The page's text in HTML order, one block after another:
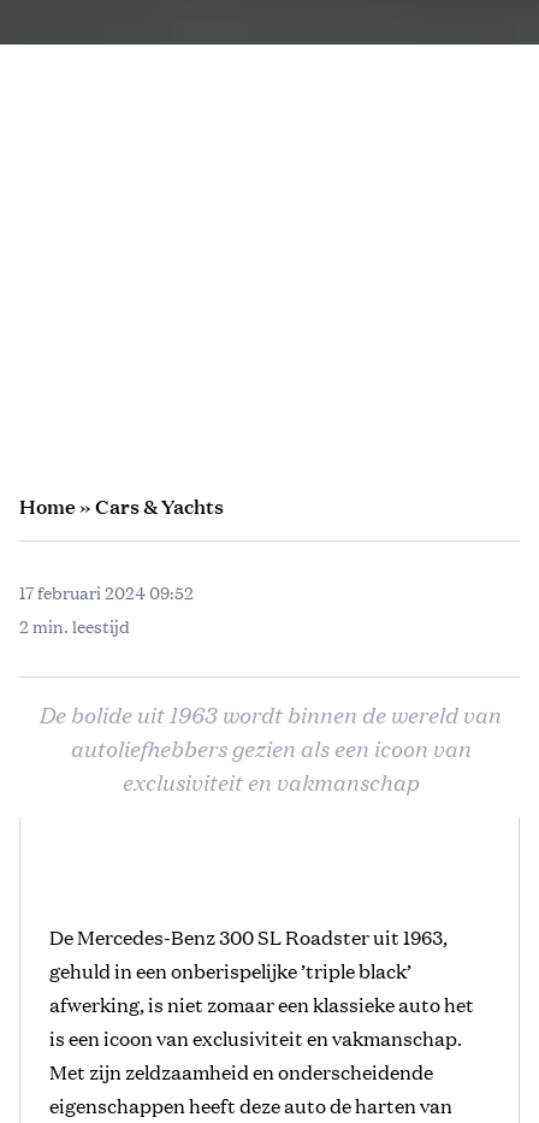
Home»Cars & Yachts
17 februari 2024 09:52
2 min. leestijd
De bolide uit 1963 wordt binnen de wereld van
autoliefhebbers gezien als een icoon van
exclusiviteit en vakmanschap
De Mercedes-Benz 300 SL Roadster uit 1963,
gehuld in een onberispelijke ’triple black’
afwerking, is niet zomaar een klassieke auto het
is een icoon van exclusiviteit en vakmanschap.
Met zijn zeldzaamheid en onderscheidende
eigenschappen heeft deze auto de harten van